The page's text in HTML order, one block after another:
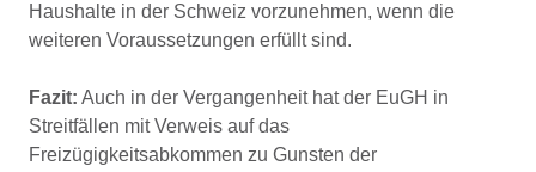
Haushalte in der Schweiz vorzunehmen, wenn die
weiteren Voraussetzungen erfüllt sind.
Fazit: Auch in der Vergangenheit hat der EuGH in
Streitfällen mit Verweis auf das
Freizügigkeitsabkommen zu Gunsten der